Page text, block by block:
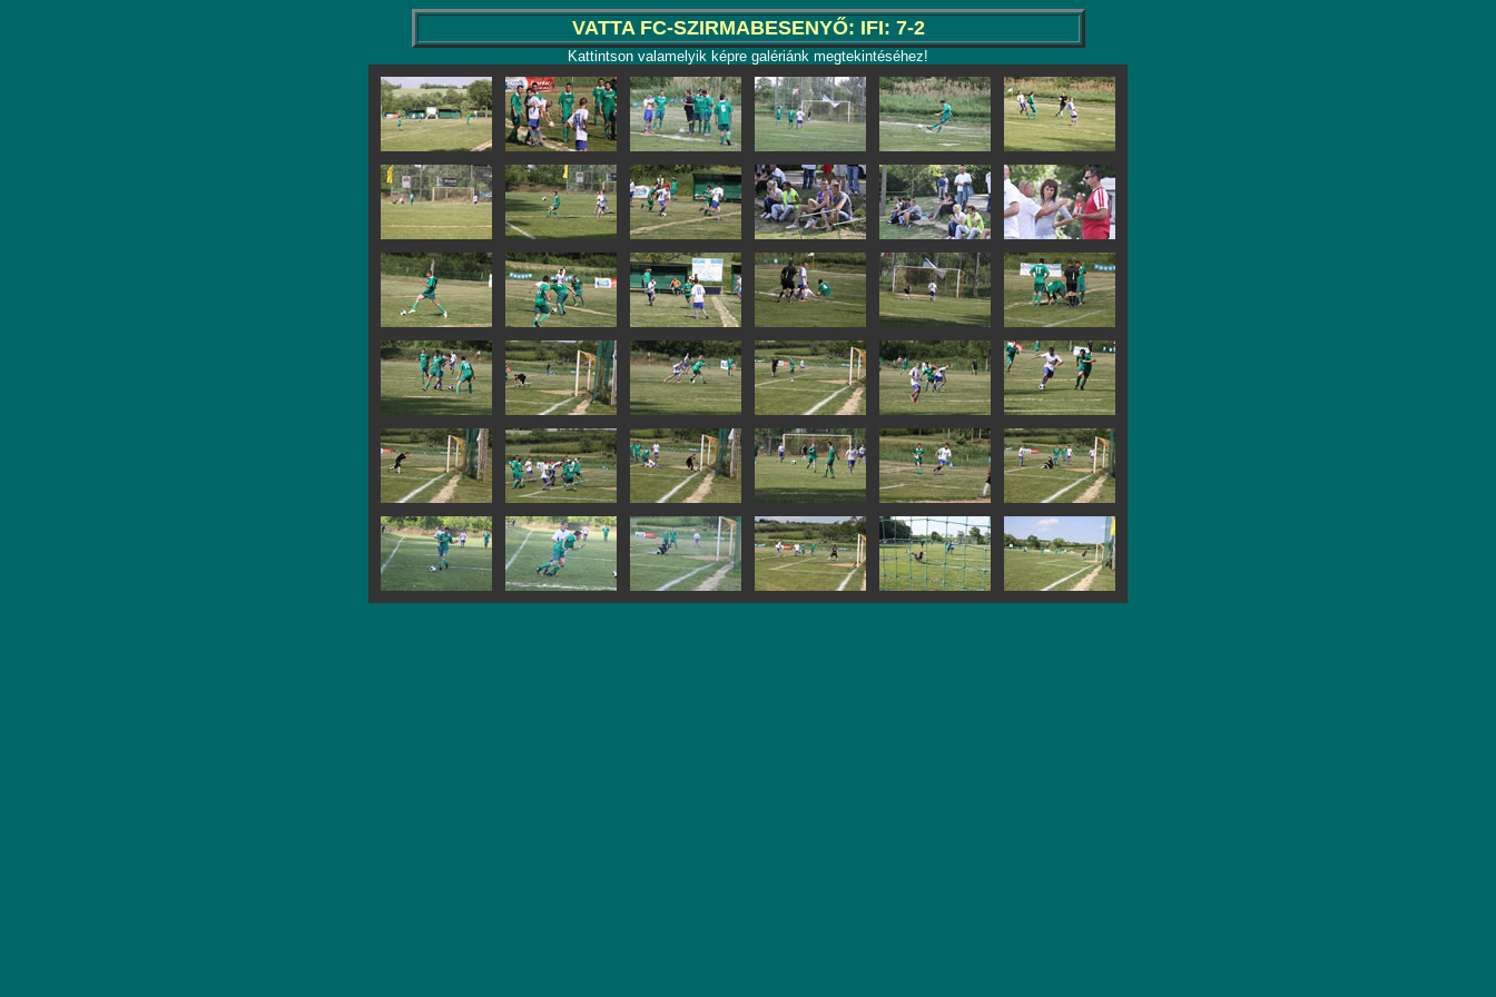
VATTA FC-SZIRMABESENYŐ: IFI: 7-2
Kattintson valamelyik képre galériánk megtekintéséhez!